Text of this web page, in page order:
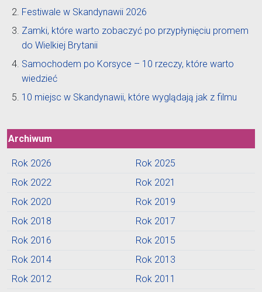
Festiwale w Skandynawii 2026
Zamki, które warto zobaczyć po przypłynięciu promem
do Wielkiej Brytanii
Samochodem po Korsyce – 10 rzeczy, które warto
wiedzieć
10 miejsc w Skandynawii, które wyglądają jak z filmu
Archiwum
Rok 2026
Rok 2025
Rok 2022
Rok 2021
Rok 2020
Rok 2019
Rok 2018
Rok 2017
Rok 2016
Rok 2015
Rok 2014
Rok 2013
Rok 2012
Rok 2011